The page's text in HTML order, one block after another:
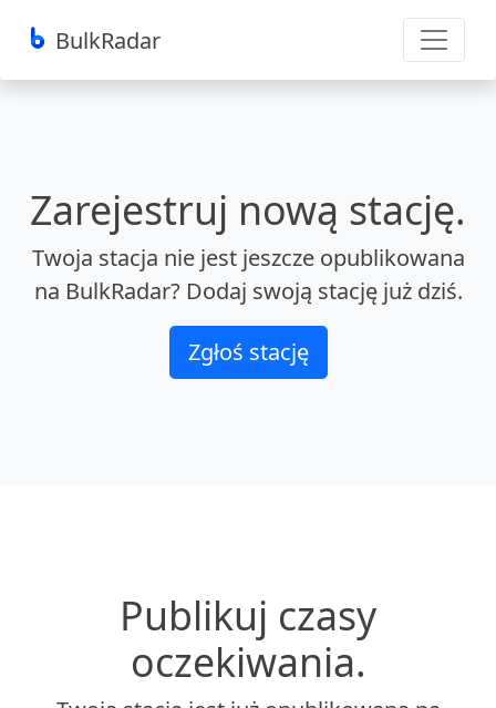
BulkRadar
Zarejestruj nową stację.
Twoja stacja nie jest jeszcze opublikowana
na BulkRadar? Dodaj swoją stację już dziś.
Zgłoś stację
Publikuj czasy
oczekiwania.